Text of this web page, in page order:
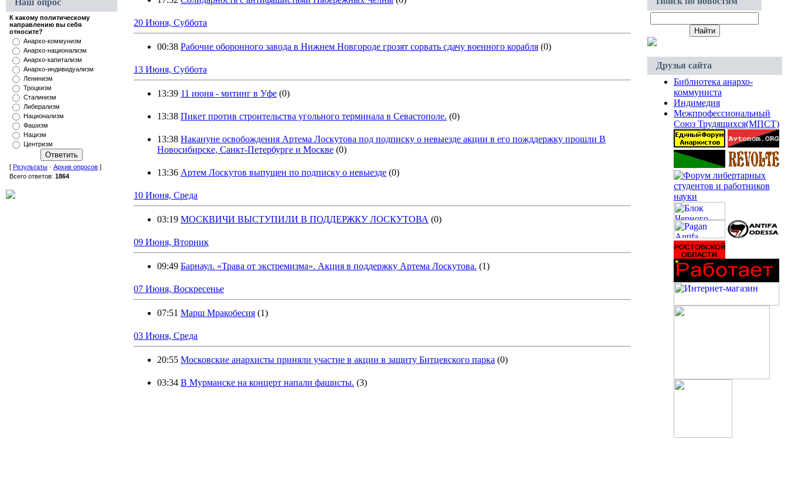
Наш опрос
К какому политическому
направлению вы себя
относите?
Анархо-коммунизм
Анархо-национализм
Анархо-капитализм
Анархо-индивидуализм
Ленинизм
Троцкизм
Сталинизм
Либерализм
Национализм
Фашизм
Нацизм
Центризм
[ Результаты · Архив опросов ]
Всего ответов: 1864
20 Июня, Суббота
00:38 Рабочие оборонного завода в Нижнем Новгороде грозят сорвать сдачу военного корабля (0)
13 Июня, Суббота
13:39 11 июня - митинг в Уфе (0)
13:38 Пикет против строительства угольного терминала в Севастополе. (0)
13:38 Накануне освобождения Артема Лоскутова под подписку о невыезде акции в его пожддержку прошли В
Новосибирске, Санкт-Петербурге и Москве (0)
13:36 Артем Лоскутов выпущен по подписку о невыезде (0)
10 Июня, Среда
03:19 МОСКВИЧИ ВЫСТУПИЛИ В ПОДДЕРЖКУ ЛОСКУТОВА (0)
09 Июня, Вторник
09:49 Барнаул. «Трава от экстремизма». Акция в поддержку Артема Лоскутова. (1)
07 Июня, Воскресенье
07:51 Марш Мракобесия (1)
03 Июня, Среда
20:55 Московские анархисты приняли участие в акции в защиту Битцевского парка (0)
03:34 В Мурманске на концерт напали фашисты. (3)
Друзья сайта
Библиотека анархо-
коммуниста
Индимедия
Межпрофессиональный
Союз Трудящихся(МПСТ)